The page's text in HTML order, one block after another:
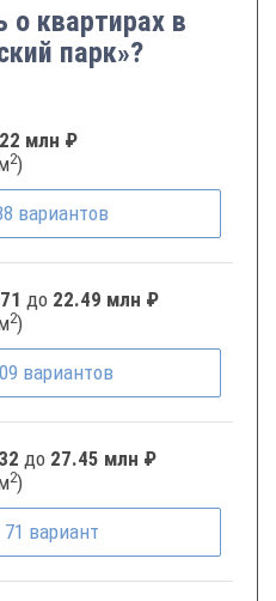
о квартирах в
парк»?
млн ₽
2)
вариантов
до 22.49 млн ₽
2)
вариантов
до 27.45 млн ₽
2)
71 вариант